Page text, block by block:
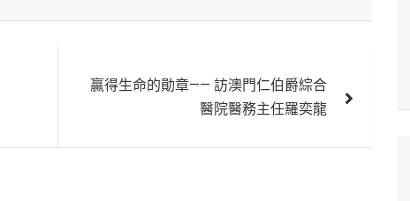
贏得生命的勛章—— 訪澳門仁伯爵綜合
醫院醫務主任羅奕龍